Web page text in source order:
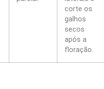
corte os
galhos
secos
após a
floração.